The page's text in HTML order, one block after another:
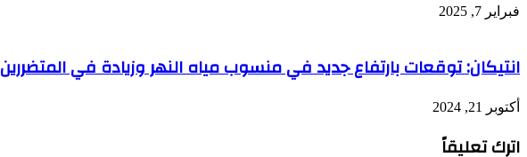
فبراير 7, 2025
انتيكان: توقعات بارتفاع جديد في منسوب مياه النهر وزيادة في المتضررين
أكتوبر 21, 2024
اترك تعليقاً